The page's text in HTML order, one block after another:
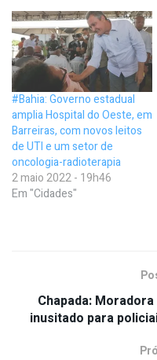
#Bahia: Governo estadual
amplia Hospital do Oeste, em
Barreiras, com novos leitos
de UTI e um setor de
oncologia-radioterapia
2 maio 2022 - 19h46
Em "Cidades"
Chapada:
inusitado para